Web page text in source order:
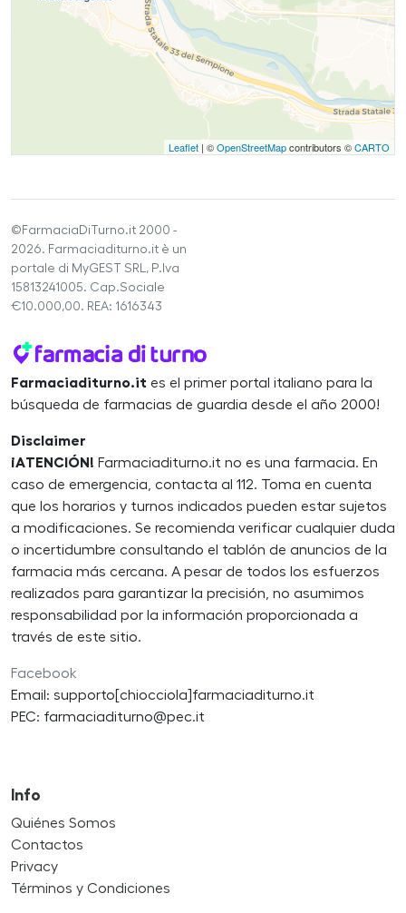
Leaflet | ©OpenStreetMapcontributors ©CARTO
©FarmaciaDiTurno.it 2000 -
2026. Farmaciaditurno.it è un
portale di MyGEST SRL, P.Iva
15813241005. Cap.Sociale
€10.000,00. REA: 1616343
Farmaciaditurno.it es el primer portal italiano para la
búsqueda de farmacias de guardia desde el año 2000!
Disclaimer
¡ATENCIÓN! Farmaciaditurno.it no es una farmacia. En
caso de emergencia, contacta al 112. Toma en cuenta
que los horarios y turnos indicados pueden estar sujetos
a modificaciones. Se recomienda verificar cualquier duda
o incertidumbre consultando el tablón de anuncios de la
farmacia más cercana. A pesar de todos los esfuerzos
realizados para garantizar la precisión, no asumimos
responsabilidad por la información proporcionada a
través de este sitio.
Facebook
Email: supporto[chiocciola]farmaciaditurno.it
PEC: farmaciaditurno@pec.it
Info
Quiénes Somos
Contactos
Privacy
Términos y Condiciones